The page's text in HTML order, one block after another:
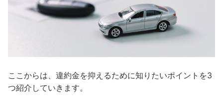
ここからは、違約金を抑えるために知りたいポイントを3
つ紹介していきます。